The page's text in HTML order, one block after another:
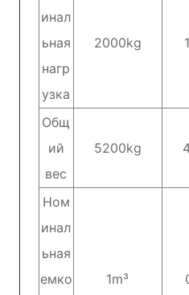
инал
ьная
нагр
узка
2000kg
Общ
ий
вес
5200kg
Ном
инал
ьная
емко
1m³